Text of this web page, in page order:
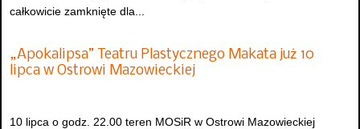
całkowicie zamknięte dla...
„Apokalipsa” Teatru Plastycznego Makata już 10
lipca w Ostrowi Mazowieckiej
10 lipca o godz. 22.00 teren MOSiR w Ostrowi Mazowieckiej